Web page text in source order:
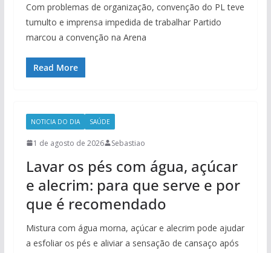
Com problemas de organização, convenção do PL teve
tumulto e imprensa impedida de trabalhar Partido
marcou a convenção na Arena
Read More
NOTICIA DO DIA SAÚDE
1 de agosto de 2026 Sebastiao
Lavar os pés com água, açúcar
e alecrim: para que serve e por
que é recomendado
Mistura com água morna, açúcar e alecrim pode ajudar
a esfoliar os pés e aliviar a sensação de cansaço após